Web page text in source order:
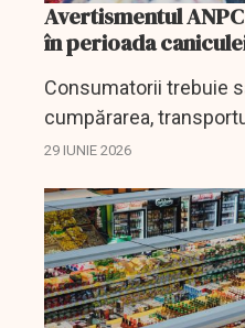
Avertismentul
în perioada
Consumatorii trebuie
cumpărarea,
produselor alimentare
Protecția...
29 IUNIE 2026